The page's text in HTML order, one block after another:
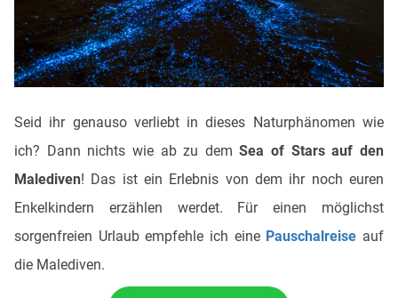
Seid ihr genauso verliebt in dieses Naturphänomen wie
ich? Dann nichts wie ab zu demSea of Stars auf den
Malediven! Das ist ein Erlebnis von dem ihr noch euren
Enkelkindern erzählen werdet. Für einen möglichst
sorgenfreien Urlaub empfehle ich eine Pauschalreise auf
die Malediven.